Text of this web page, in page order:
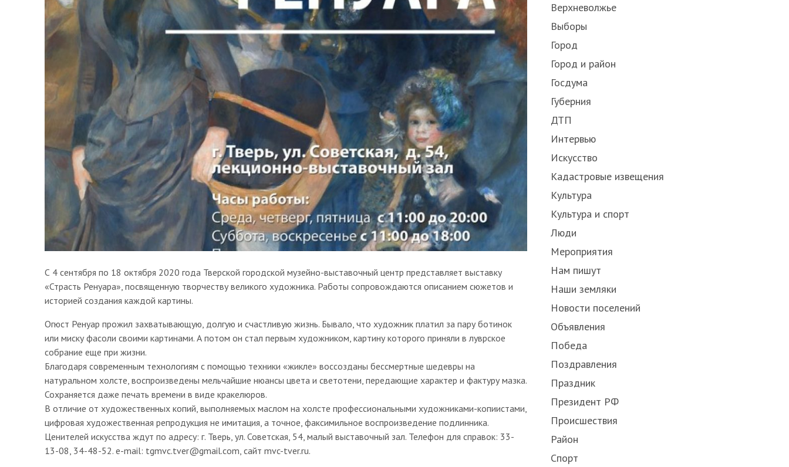
С 4 сентября по 18 октября 2020 года Тверской городской музейно-выставочный центр представляет выставку
«Страсть Ренуара», посвященную творчеству великого художника. Работы сопровождаются описанием сюжетов и
историей создания каждой картины.
Огюст Ренуар прожил захватывающую, долгую и счастливую жизнь. Бывало, что художник платил за пару ботинок
или миску фасоли своими картинами. А потом он стал первым художником, картину которого приняли в луврское
собрание еще при жизни.
Благодаря современным технологиям с помощью техники «жикле» воссозданы бессмертные шедевры на
натуральном холсте, воспроизведены мельчайшие нюансы цвета и светотени, передающие характер и фактуру мазка.
Сохраняется даже печать времени в виде кракелюров.
В отличие от художественных копий, выполняемых маслом на холсте профессиональными художниками-копиистами,
цифровая художественная репродукция не имитация, а точное, факсимильное воспроизведение подлинника.
Ценителей искусства ждут по адресу: г. Тверь, ул. Советская, 54, малый выставочный зал. Телефон для справок: 33-
13-08, 34-48-52. e-mail: tgmvc.tver@gmail.com, сайт mvc-tver.ru.
Верхневолжье
Выборы
Город
Город и район
Госдума
Губерния
ДТП
Интервью
Искусство
Кадастровые извещения
Культура
Культура и спорт
Люди
Мероприятия
Нам пишут
Наши земляки
Новости поселений
Объявления
Победа
Поздравления
Праздник
Президент РФ
Происшествия
Район
Спорт